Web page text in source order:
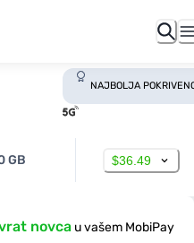
NAJBOLJA
GB $36.49
novca u vašem MobiPay